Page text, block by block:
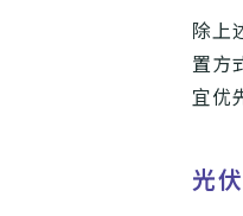
除上
置方
宜优
光